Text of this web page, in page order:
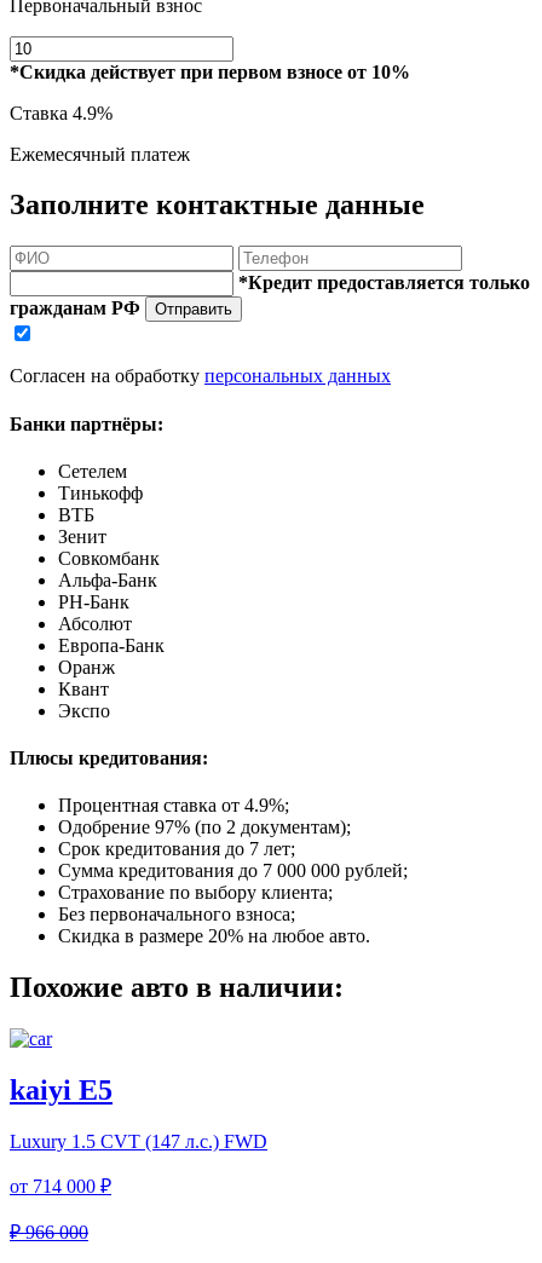
Первоначальный взнос
*Скидка действует при первом взносе от 10%
Ставка 4.9%
Ежемесячный платеж
Заполните контактные данные
*Кредит предоставляется только
гражданам РФ
Отправить
Согласен на обработку персональных данных
Банки партнёры:
Сетелем
Тинькофф
ВТБ
Зенит
Совкомбанк
Альфа-Банк
РН-Банк
Абсолют
Европа-Банк
Оранж
Квант
Экспо
Плюсы кредитования:
Процентная ставка от 4.9%;
Одобрение 97% (по 2 документам);
Срок кредитования до 7 лет;
Сумма кредитования до 7 000 000 рублей;
Страхование по выбору клиента;
Без первоначального взноса;
Скидка в размере 20% на любое авто.
Похожие авто в наличии:
kaiyi E5
Luxury 1.5 CVT (147 л.с.) FWD
от 714 000 ₽
₽ 966 000